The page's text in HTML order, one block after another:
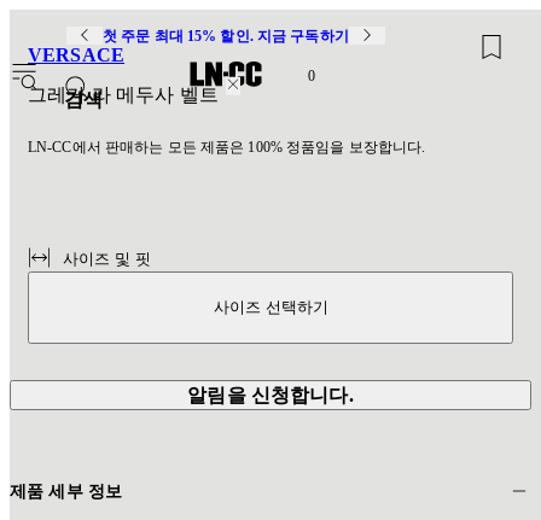
첫 주문 최대 15% 할인. 지금 구독하기
검색
0
VERSACE
그레카 라 메두사 벨트
LN-CC에서 판매하는 모든 제품은 100% 정품임을 보장합니다.
사이즈 및 핏
사이즈 선택하기
알림을 신청합니다.
제품 세부 정보